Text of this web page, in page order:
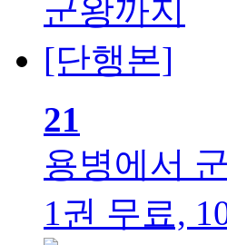
21
용병에서
1권 무료,